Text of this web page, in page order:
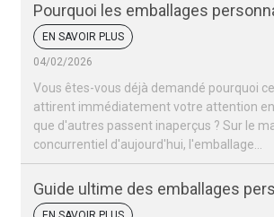
Pourquoi les emballages
vos snacks sont-ils si importants
marque ?
EN SAVOIR PLUS
04/02/2026
Vous êtes-vous déjà demandé pourquoi
attirent immédiatement votre attention
que d'autres passent inaperçus ? Sur le
concurrentiel d'aujourd'hui, l'emballage…
Guide ultime des emballages
pour snacks